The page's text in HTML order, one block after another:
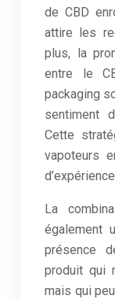
de CBD
attire les
plus, la
entre le
packaging
sentiment
Cette
vapoteurs
La
également
présence
produit qui
mais qui